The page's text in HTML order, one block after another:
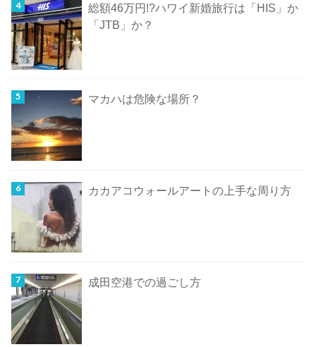
総額46万円!?ハワイ新婚旅行は「HIS」か
「JTB」か？
マカハは危険な場所？
カカアコウォールアートの上手な周り方
成田空港での過ごし方